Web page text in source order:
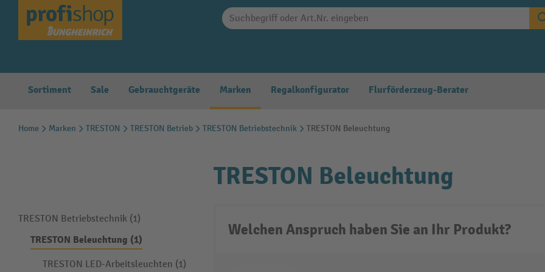
Zur Hauptnavigation springen
Sortiment Sale Gebrauchtgeräte Marken Regalkonfigurator Flurförderzeug-Berater
Home Marken TRESTON TRESTON Betrieb TRESTON Betriebstechnik TRESTON Beleuchtung
TRESTON Betriebstechnik (1)
TRESTON Beleuchtung (1)
TRESTON LED-Arbeitsleuchten (1)
TRESTON Beleuchtung
Welchen Anspruch haben Sie an Ihr Produkt?